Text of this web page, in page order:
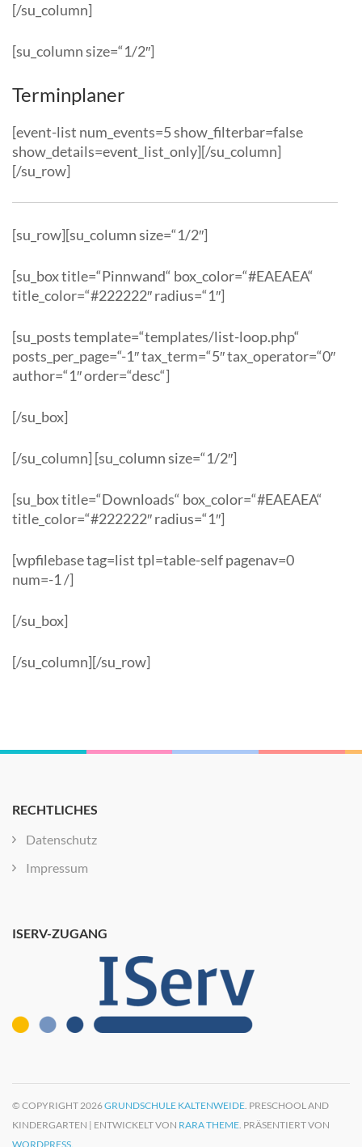
[/su_column]
[su_column size=“1/2″]
Terminplaner
[event-list num_events=5 show_filterbar=false
show_details=event_list_only][/su_column]
[/su_row]
[su_row][su_column size=“1/2″]
[su_box title=“Pinnwand“ box_color=“#EAEAEA“
title_color=“#222222″ radius=“1″]
[su_posts template=“templates/list-loop.php“
posts_per_page=“-1″ tax_term=“5″ tax_operator=“0″
author=“1″ order=“desc“]
[/su_box]
[/su_column] [su_column size=“1/2″]
[su_box title=“Downloads“ box_color=“#EAEAEA“
title_color=“#222222″ radius=“1″]
[wpfilebase tag=list tpl=table-self pagenav=0
num=-1 /]
[/su_box]
[/su_column][/su_row]
RECHTLICHES
Datenschutz
Impressum
ISERV-ZUGANG
© COPYRIGHT 2026GRUNDSCHULE KALTENWEIDE . PRESCHOOL AND
KINDERGARTEN | ENTWICKELT VON RARA THEME . PRÄSENTIERT VON
WORDPRESS.